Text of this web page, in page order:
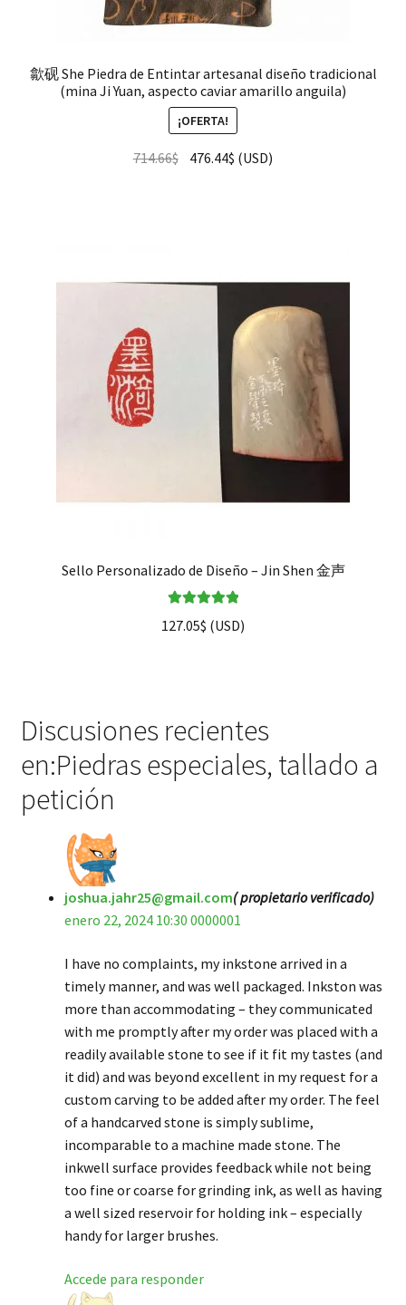
歙砚 She Piedra de Entintar artesanal diseño tradicional
(mina Ji Yuan, aspecto caviar amarillo anguila)
¡OFERTA!
714.66$ 476.44$ (USD)
Sello Personalizado de Diseño – Jin Shen 金声
de 5
127.05$ (USD)
Discusiones recientes
en:Piedras especiales, tallado a
petición
joshua.jahr25@gmail.com( propietario verificado)
enero 22, 2024 10:30 0000001
I have no complaints, my inkstone arrived in a
timely manner, and was well packaged. Inkston was
more than accommodating – they communicated
with me promptly after my order was placed with a
readily available stone to see if it fit my tastes (and
it did) and was beyond excellent in my request for a
custom carving to be added after my order. The feel
of a handcarved stone is simply sublime,
incomparable to a machine made stone. The
inkwell surface provides feedback while not being
too fine or coarse for grinding ink, as well as having
a well sized reservoir for holding ink – especially
handy for larger brushes.
Accede para responder